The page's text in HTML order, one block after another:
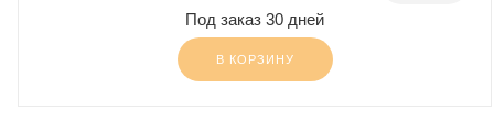
Под заказ 30 дней
В КОРЗИНУ